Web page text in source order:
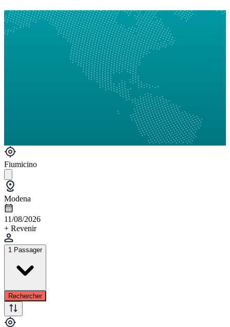
Fiumicino
Modena
11/08/2026
+ Revenir
1 Passager
Rechercher